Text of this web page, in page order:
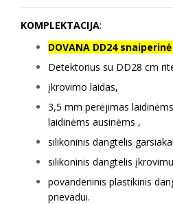
KOMPLEKTACIJA:
DOVANA DD24
Detektorius su DD28 cm
įkrovimo laidas,
3,5 mm perėjimas
laidinėms ausinėms ,
silikoninis dangtelis
silikoninis dangtelis
povandeninis plastikinis
prievadui.